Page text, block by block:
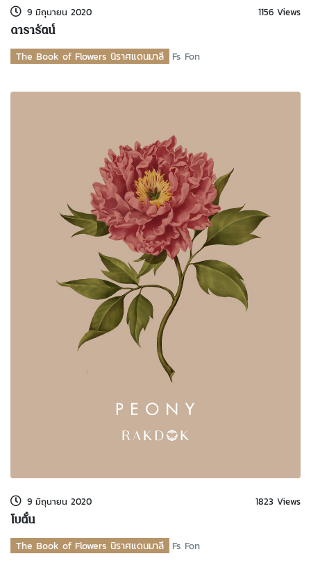
9 มิถุนายน 2020 1156 Views
ดารารัตน์
The Book of Flowers นิราศแดนมาลี Fs Fon
9 มิถุนายน 2020 1823 Views
โบตั๋น
The Book of Flowers นิราศแดนมาลี Fs Fon